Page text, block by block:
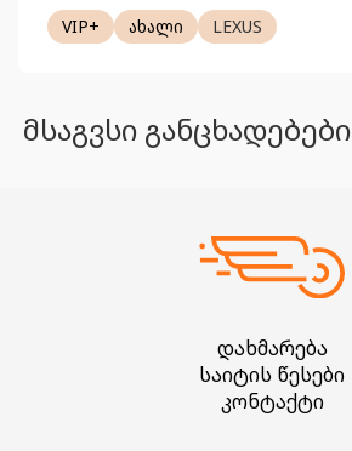
VIP+ ახალი LEXUS
მსაგვსი განცხადებები
დახმარება
საიტის წესები
კონტაქტი